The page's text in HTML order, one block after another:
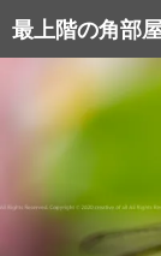
ン
テ
プ
最上階の角部屋
索